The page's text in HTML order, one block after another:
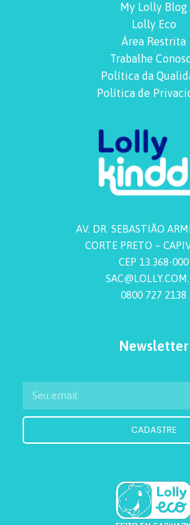
My Lolly Blog
Lolly Eco
Área Restrita
Trabalhe
Política da
Política de
AV. DR. SEBASTIÃO
CORTE PRETO –
CEP 13.368-000
0800 727 2138
Newsletter
CADASTRE